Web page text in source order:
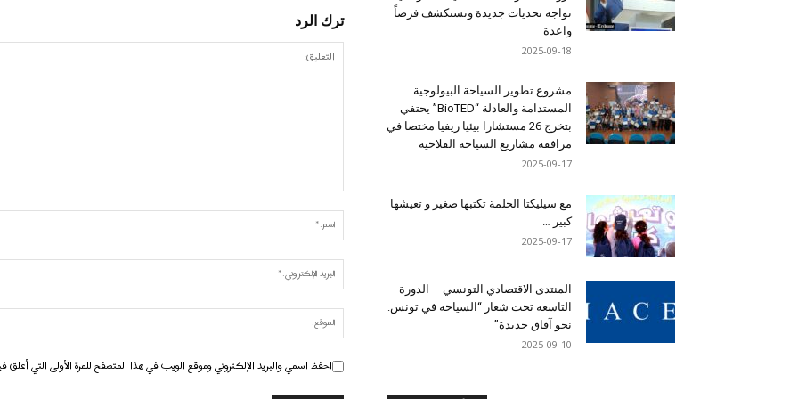
ترك الرد
احفظ اسمي والبريد الإلكتروني وموقع الويب في هذا المتصفح للمرة الأولى التي أعلق
تواجه تحديات جديدة وتستكشف فرصاً
واعدة
2025-09-18
مشروع تطوير السياحة البيولوجية
المستدامة والعادلة “BioTED” يحتفي
بتخرج 26 مستشارا بيئيا ريفيا مختصا في
مرافقة مشاريع السياحة الفلاحية
2025-09-17
مع سيليكتا الحلمة تكتبها صغير و تعيشها
كبير …
2025-09-17
المنتدى الاقتصادي التونسي – الدورة
التاسعة تحت شعار “السياحة في تونس:
نحو آفاق جديدة”
2025-09-10